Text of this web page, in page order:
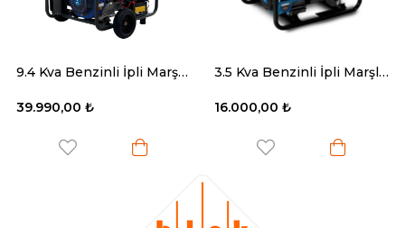
9.4 Kva Benzinli İpli Marşlı Monofaz Jeneratör
39.990,00 ₺
3.5 Kva Benzinli İpli Marşlı Jeneratör
16.000,00 ₺